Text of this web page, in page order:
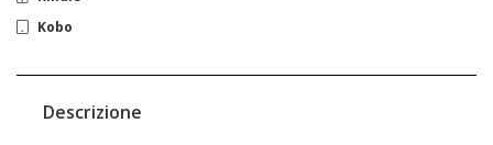
Kobo
Descrizione